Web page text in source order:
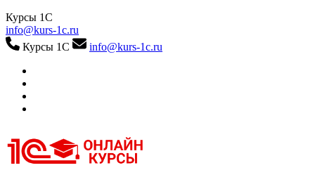
Курсы 1С
info@kurs-1c.ru
Курсы 1С
info@kurs-1c.ru